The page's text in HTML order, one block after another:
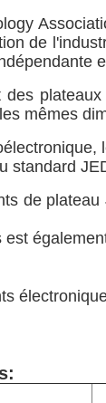
de
des
mêmes
standard
de
est